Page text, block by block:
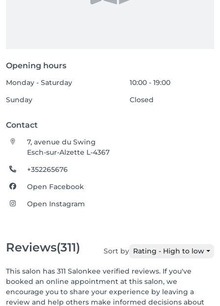
Opening hours
Monday - Saturday
10:00 - 19:00
Sunday
Closed
Contact
7, avenue du Swing
Esch-sur-Alzette L-4367
+352265676
Open Facebook
Open Instagram
Reviews(311) Sort by Rating - High to low
This salon has 311 Salonkee verified reviews. If you've
booked an online appointment at this salon, we
encourage you to share your experience by leaving a
review and help others make informed decisions about